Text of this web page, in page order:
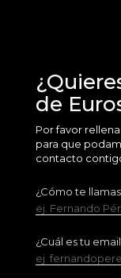
de
Por favor
para que
contacto
¿Cómo te
ej. Fernando
¿Cuál es tu
ej.